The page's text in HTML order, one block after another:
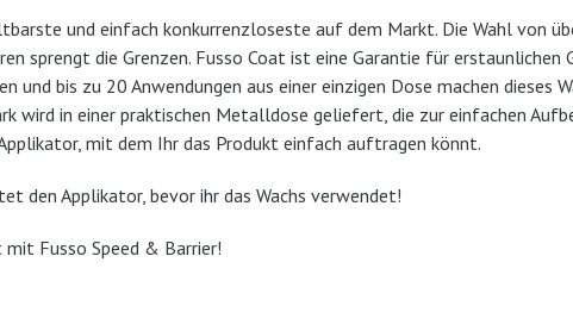
und einfach konkurrenzloseste auf dem Markt. Die Wahl von
sprengt die Grenzen. Fusso Coat ist eine Garantie für erstaunlichen
und bis zu 20 Anwendungen aus einer einzigen Dose machen dieses
wird in einer praktischen Metalldose geliefert, die zur einfachen
mit dem Ihr das Produkt einfach auftragen könnt.
den Applikator, bevor ihr das Wachs verwendet!
Fusso Speed & Barrier!